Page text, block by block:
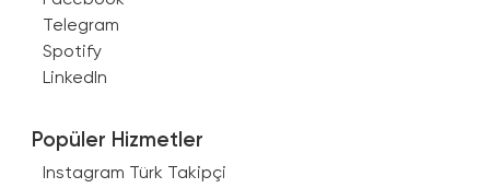
Telegram
Spotify
LinkedIn
Popüler Hizmetler
Instagram Türk Takipçi